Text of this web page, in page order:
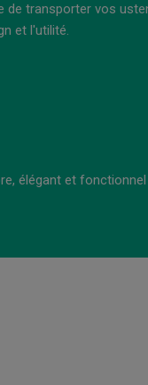
de transporter vos
et l'utilité.
élégant et